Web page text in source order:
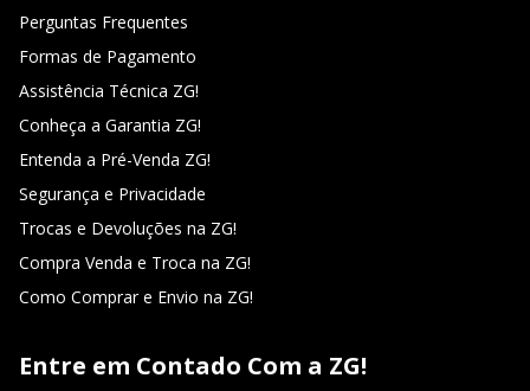
Perguntas Frequentes
Formas de Pagamento
Assistência Técnica ZG!
Conheça a Garantia ZG!
Entenda a Pré-Venda ZG!
Segurança e Privacidade
Trocas e Devoluções na ZG!
Compra Venda e Troca na ZG!
Como Comprar e Envio na ZG!
Entre em Contado Com a ZG!